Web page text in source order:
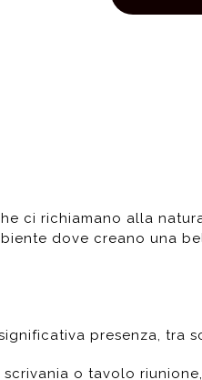
ci richiamano alla
dove creano una
presenza, tra
o tavolo